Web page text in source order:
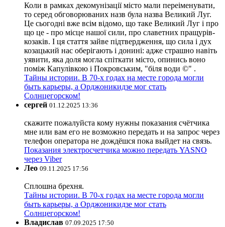
Коли в рамках декомунізації місто мали переіменувати,
то серед обговорюваних назв була назва Великий Луг.
Це сьогодні вже всім відомо, що таке Великий Луг і про
що це - про місце нашої сили, про славетних пращурів-
козаків. І ця стаття зайве підтвердження, що сила і дух
козацький нас оберігають і донині: адже страшно навіть
уявити, яка доля могла спіткати місто, опинись воно
поміж Капулівкою і Покровським, "біля води ©" .
Тайны истории. В 70-х годах на месте города могли
быть карьеры, а Орджоникидзе мог стать
Солнцегорском!
сергей 01.12.2025 13:36
скажите пожалуйста кому нужны показания счётчика
мне или вам его не возможно передать и на запрос через
телефон оператора не дождёшся пока выйдет на связь.
Показания электросчетчика можно передать YASNO
через Viber
Лео 09.11.2025 17:56
Сплошна брехня.
Тайны истории. В 70-х годах на месте города могли
быть карьеры, а Орджоникидзе мог стать
Солнцегорском!
Владислав 07.09.2025 17:50